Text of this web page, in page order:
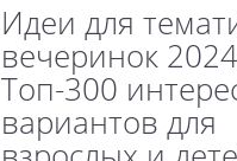
Идеи для
вечеринок
Топ-300
вариантов для